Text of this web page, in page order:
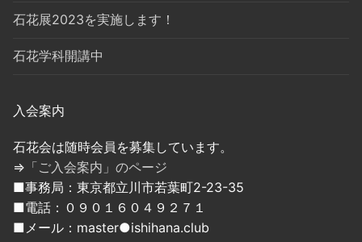
石花展2023を実施します！
石花学科開講中
入会案内
石花会は随時会員を募集しています。
⇒ 「ご入会案内」のページ
■事務局：東京都立川市若葉町2-23-35
■電話：０９０１６０４９２７１
■メール：master●ishihana.club